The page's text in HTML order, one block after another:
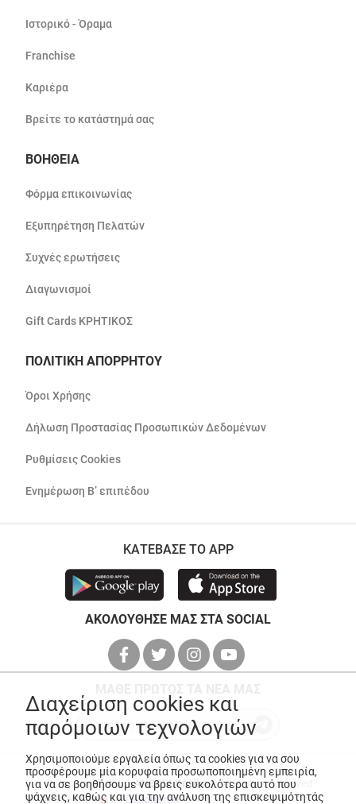
Ιστορικό - Όραμα
Franchise
Καριέρα
Βρείτε το κατάστημά σας
ΒΟΗΘΕΙΑ
Φόρμα επικοινωνίας
Εξυπηρέτηση Πελατών
Συχνές ερωτήσεις
Διαγωνισμοί
Gift Cards ΚΡΗΤΙΚΟΣ
ΠΟΛΙΤΙΚΗ ΑΠΟΡΡΗΤΟΥ
Όροι Χρήσης
Δήλωση Προστασίας Προσωπικών Δεδομένων
Ρυθμίσεις Cookies
Ενημέρωση Β’ επιπέδου
ΚΑΤΕΒΑΣΕ ΤΟ APP
ΑΚΟΛΟΥΘΗΣΕ ΜΑΣ ΣΤΑ SOCIAL
© Copyright 2026ANEDIK Kritikos. All Rights Reserved
Made with
byDesquared
Διαχείριση cookies και
παρόμοιων τεχνολογιών
Χρησιμοποιούμε εργαλεία όπως τα cookies για να σου
προσφέρουμε μία κορυφαία προσωποποιημένη εμπειρία,
για να σε βοηθήσουμε να βρεις ευκολότερα αυτό που
ψάχνεις, καθώς και για την ανάλυση της επισκεψιμότητάς